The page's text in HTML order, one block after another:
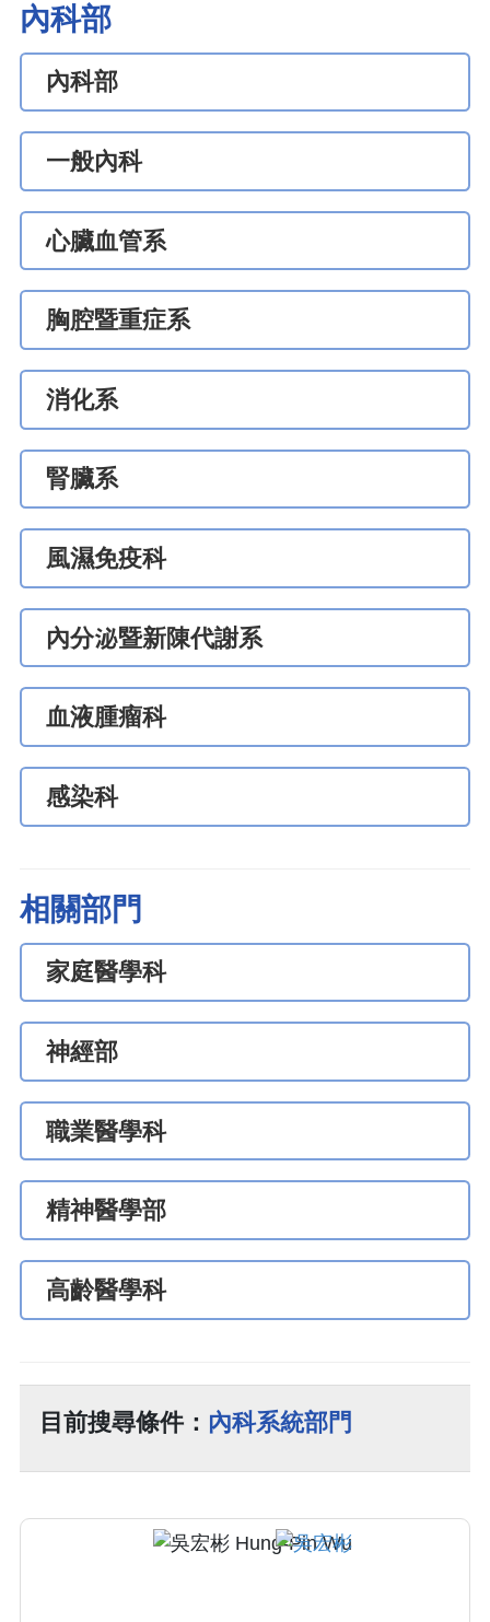
內科部
內科部
一般內科
心臟血管系
胸腔暨重症系
消化系
腎臟系
風濕免疫科
內分泌暨新陳代謝系
血液腫瘤科
感染科
相關部門
家庭醫學科
神經部
職業醫學科
精神醫學部
高齡醫學科
目前搜尋條件： 內科系統部門